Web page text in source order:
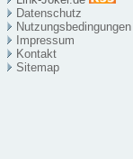
Datenschutz
Nutzungsbedingungen
Impressum
Kontakt
Sitemap